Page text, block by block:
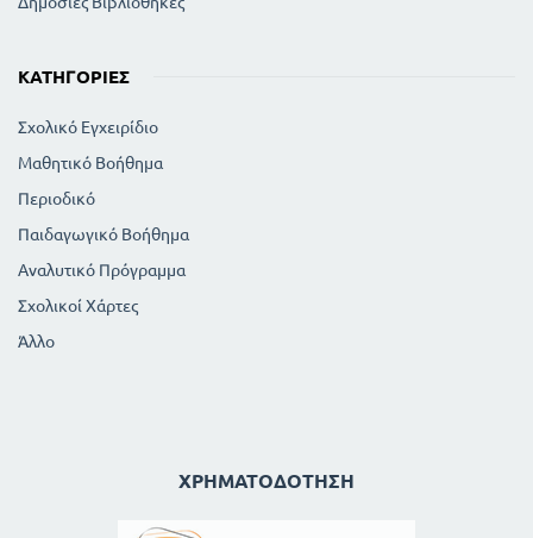
ΚΑΤΗΓΟΡΊΕΣ
Σχολικό Εγχειρίδιο
Μαθητικό Βοήθημα
Περιοδικό
Παιδαγωγικό Βοήθημα
Αναλυτικό Πρόγραμμα
Σχολικοί Χάρτες
Άλλο
ΧΡΗΜΑΤΟΔΌΤΗΣΗ